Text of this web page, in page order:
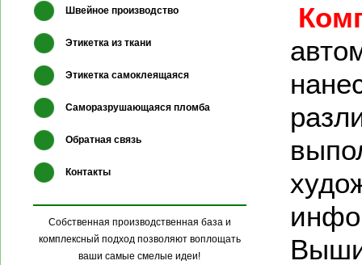
Швейное производство
Этикетка из ткани
Этикетка самоклеящаяся
Саморазрушающаяся пломба
Обратная связь
Контакты
Собственная производственная база и
комплексный подход позволяют воплощать
ваши самые смелые идеи!